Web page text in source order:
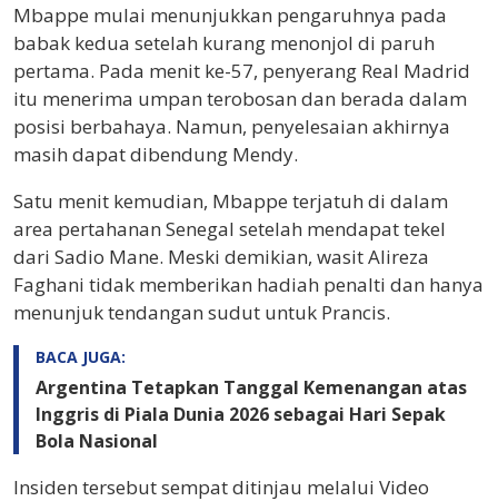
Mbappe mulai menunjukkan pengaruhnya pada
babak kedua setelah kurang menonjol di paruh
pertama. Pada menit ke-57, penyerang Real Madrid
itu menerima umpan terobosan dan berada dalam
posisi berbahaya. Namun, penyelesaian akhirnya
masih dapat dibendung Mendy.
Satu menit kemudian, Mbappe terjatuh di dalam
area pertahanan Senegal setelah mendapat tekel
dari Sadio Mane. Meski demikian, wasit Alireza
Faghani tidak memberikan hadiah penalti dan hanya
menunjuk tendangan sudut untuk Prancis.
BACA JUGA:
Argentina Tetapkan Tanggal Kemenangan atas
Inggris di Piala Dunia 2026 sebagai Hari Sepak
Bola Nasional
Insiden tersebut sempat ditinjau melalui Video